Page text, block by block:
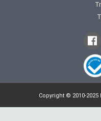
Copyright © 2010-